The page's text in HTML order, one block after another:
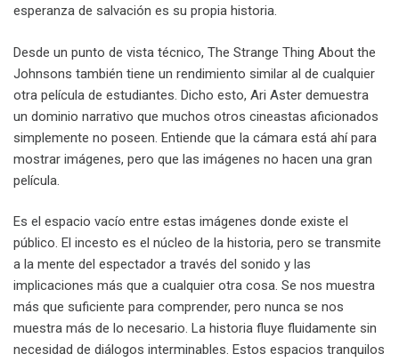
esperanza de salvación es su propia historia.
Desde un punto de vista técnico, The Strange Thing About the
Johnsons también tiene un rendimiento similar al de cualquier
otra película de estudiantes. Dicho esto, Ari Aster demuestra
un dominio narrativo que muchos otros cineastas aficionados
simplemente no poseen. Entiende que la cámara está ahí para
mostrar imágenes, pero que las imágenes no hacen una gran
película.
Es el espacio vacío entre estas imágenes donde existe el
público. El incesto es el núcleo de la historia, pero se transmite
a la mente del espectador a través del sonido y las
implicaciones más que a cualquier otra cosa. Se nos muestra
más que suficiente para comprender, pero nunca se nos
muestra más de lo necesario. La historia fluye fluidamente sin
necesidad de diálogos interminables. Estos espacios tranquilos